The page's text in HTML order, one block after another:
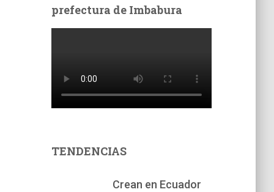
prefectura de Imbabura
TENDENCIAS
Crean en Ecuador